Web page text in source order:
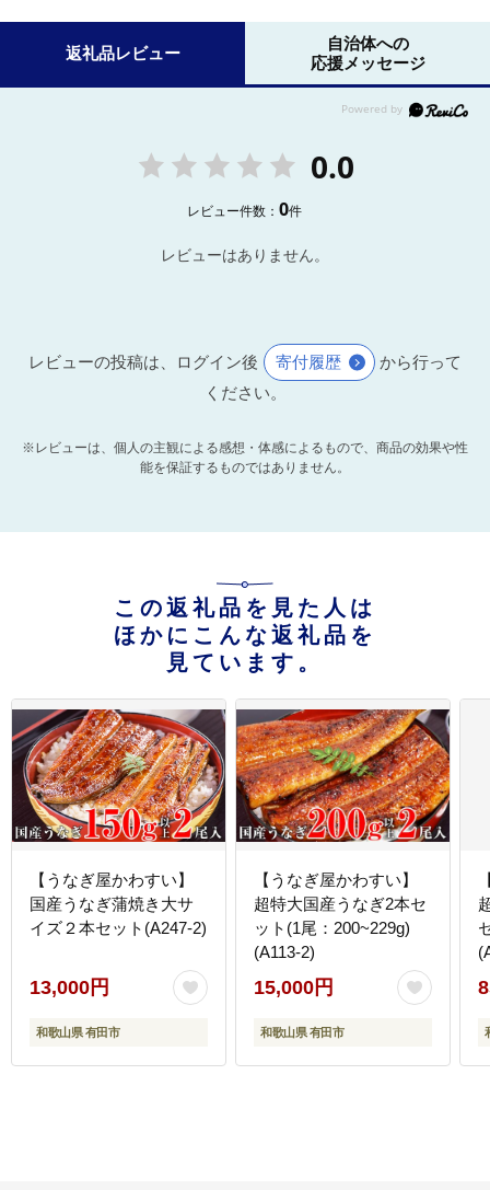
返礼品レビュー
自治体への
応援メッセージ
0.0
レビュー件数：0件
レビューはありません。
レビューの投稿は、ログイン後 寄付履歴
から行って
ください。
※レビューは、個人の主観による感想・体感によるもので、商品の効果や性
能を保証するものではありません。
この返礼品を見た人は
ほかにこんな返礼品を
見ています。
【うなぎ屋かわすい】
国産うなぎ蒲焼き大サ
イズ２本セット(A247-2)
13,000円
和歌山県 有田市
【うなぎ屋かわすい】
超特大国産うなぎ2本セ
ット(1尾：200~229g)
(A113-2)
15,000円
和歌山県 有田市